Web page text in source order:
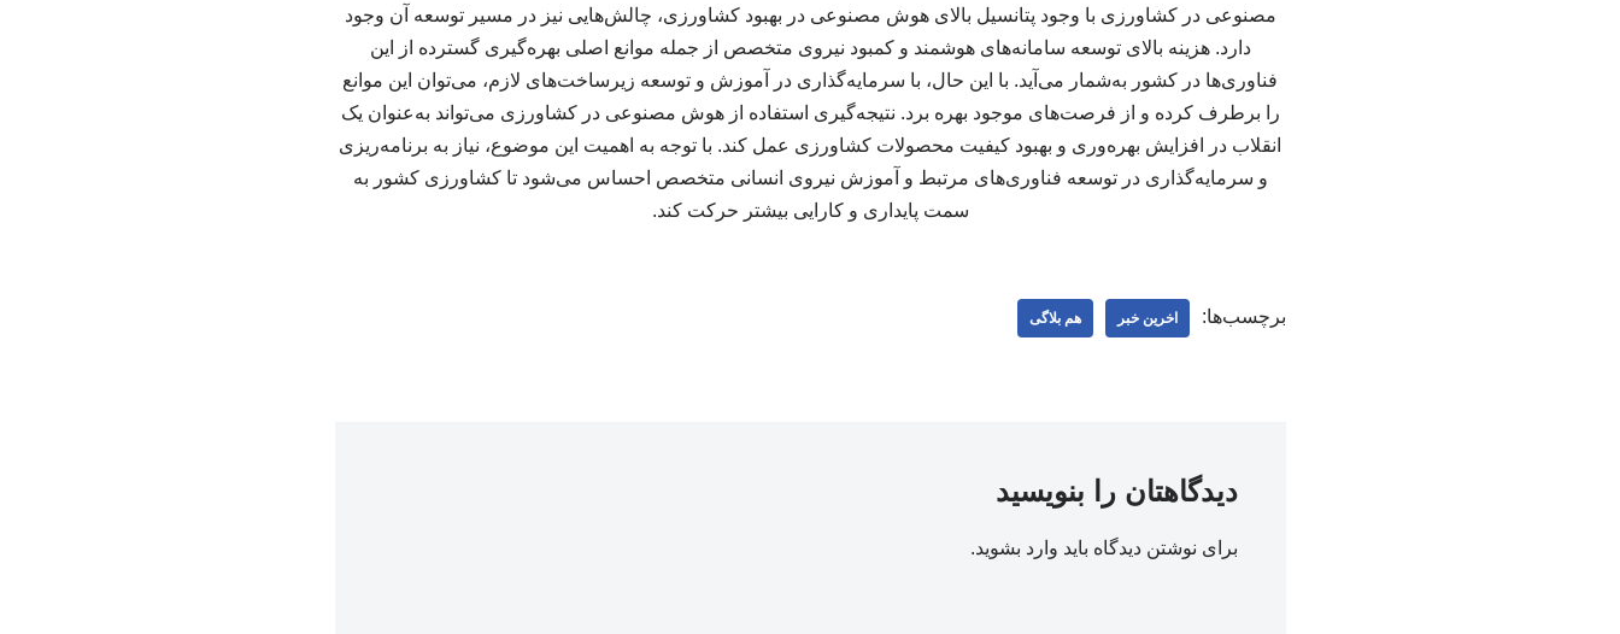
مصنوعی در کشاورزی با وجود پتانسیل بالای هوش مصنوعی در بهبود کشاورزی، چالش‌هایی نیز در مسیر توسعه آن وجود
دارد. هزینه بالای توسعه سامانه‌های هوشمند و کمبود نیروی متخصص از جمله موانع اصلی بهره‌گیری گسترده از این
فناوری‌ها در کشور به‌شمار می‌آید. با این حال، با سرمایه‌گذاری در آموزش و توسعه زیرساخت‌های لازم، می‌توان این موانع
را برطرف کرده و از فرصت‌های موجود بهره برد. نتیجه‌گیری استفاده از هوش مصنوعی در کشاورزی می‌تواند به‌عنوان یک
انقلاب در افزایش بهره‌وری و بهبود کیفیت محصولات کشاورزی عمل کند. با توجه به اهمیت این موضوع، نیاز به برنامه‌ریزی
و سرمایه‌گذاری در توسعه فناوری‌های مرتبط و آموزش نیروی انسانی متخصص احساس می‌شود تا کشاورزی کشور به
سمت پایداری و کارایی بیشتر حرکت کند.
برچسب‌ها: اخرین خبر هم بلاگی
دیدگاهتان را بنویسید
برای نوشتن دیدگاه باید وارد بشوید.